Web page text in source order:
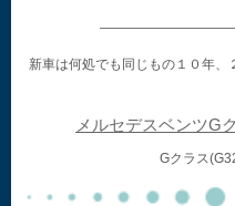
新車は何処でも同じもの１０年、
メルセデスベンツG
Gクラス